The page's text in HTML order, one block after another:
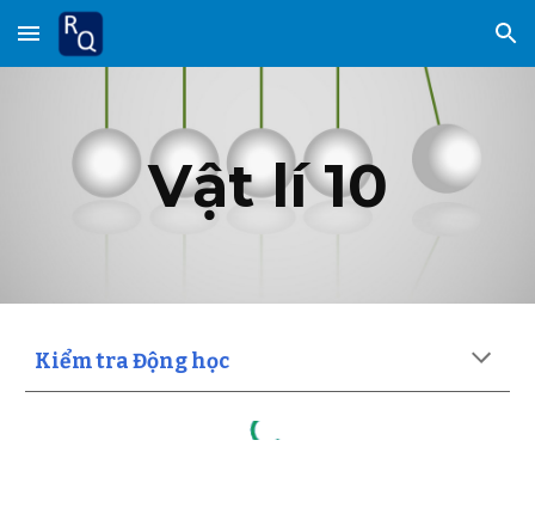
Skip to main content Skip to navigation
Vật lí 10
Kiểm tra Động học